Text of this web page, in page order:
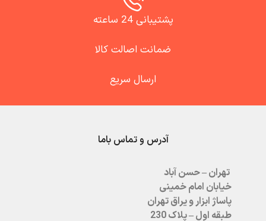
پشتیبانی 24 ساعته
ضمانت اصالت کالا
ارسال سریع
آدرس و تماس باما
تهران – حسن آباد
خیابان امام خمینی
پاساژ ابزار و یراق تهران
طبقه اول – پلاک 230